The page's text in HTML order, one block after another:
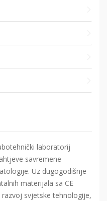
laboratorij
savremene
Uz dugogodišnje
materijala sa CE
svjetske tehnologije,